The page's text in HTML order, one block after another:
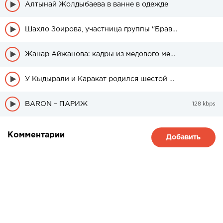
Алтынай Жолдыбаева в ванне в одежде
Шахло Зоирова, участница группы "Браво" была в свадебном платье
Жанар Айжанова: кадры из медового месяца дочери
У Кыдырали и Каракат родился шестой ребенок
BARON – ПАРИЖ 128 kbps
Комментарии Добавить